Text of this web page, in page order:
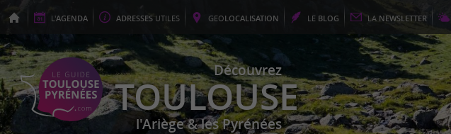
L'AGENDA ADRESSES UTILES GEOLOCALISATION LE BLOG LA NEWSLETTER
Découvrez
TOULOUSE
l'Ariège & les Pyrénées